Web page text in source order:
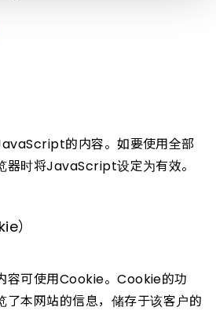
的内容。如要使用全部
器时将JavaScript设定为有效。
）
容可使用Cookie。Cookie的功
了本网站的信息，储存于该客户的